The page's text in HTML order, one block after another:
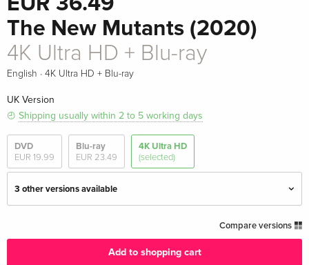
The New Mutants (2020)
4K Ultra HD + Blu-ray
English · 4K Ultra HD + Blu-ray
UK Version
Shipping usually within 2 to 5 working days
DVD
EUR 19.99
Blu-ray
EUR 23.49
4K Ultra HD
(selected)
3 other versions available
EUR 36.49
Compare versions
Add to shopping cart